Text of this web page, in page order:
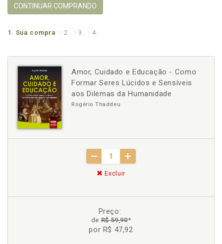
CONTINUAR COMPRANDO
1. Sua compra 2. 3. 4.
Amor, Cuidado e Educação - Como
Formar Seres Lúcidos e Sensíveis
aos Dilemas da Humanidade
Rogério Thaddeu
Excluir
Preço:
deR$ 59,90*
por R$ 47,92